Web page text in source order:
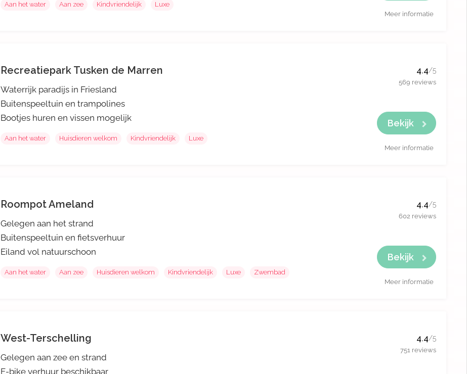
Aan het water Aan zee Kindvriendelijk Luxe
Meer informatie
Recreatiepark Tusken de Marren 4.4/5
569 reviews
Waterrijk paradijs in Friesland
Buitenspeeltuin en trampolines
Bootjes huren en vissen mogelijk
Aan het water Huisdieren welkom Kindvriendelijk Luxe
Bekijk
Meer informatie
Roompot Ameland 4.4/5
602 reviews
Gelegen aan het strand
Buitenspeeltuin en fietsverhuur
Eiland vol natuurschoon
Aan het water Aan zee Huisdieren welkom Kindvriendelijk Luxe Zwembad
Bekijk
Meer informatie
West-Terschelling 4.4/5
751 reviews
Gelegen aan zee en strand
E-bike verhuur beschikbaar